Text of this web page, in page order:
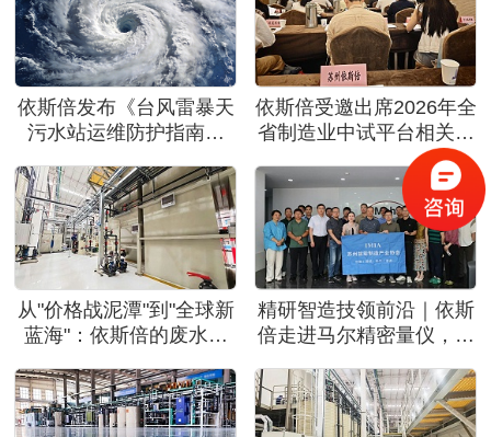
依斯倍发布《台风雷暴天
污水站运维防护指南》
依斯倍受邀出席2026年全
省制造业中试平台相关工
作宣贯活动
从"价格战泥潭"到"全球新
蓝海"：依斯倍的废水处
精研智造技领前沿｜依斯
倍走进马尔精密量仪，共
径